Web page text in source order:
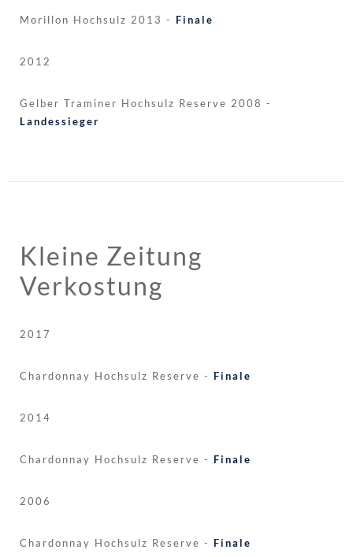
Morillon Hochsulz 2013 - Finale
2012
Gelber Traminer Hochsulz Reserve 2008 -
Landessieger
Kleine Zeitung
Verkostung
2017
Chardonnay Hochsulz Reserve - Finale
2014
Chardonnay Hochsulz Reserve - Finale
2006
Chardonnay Hochsulz Reserve - Finale